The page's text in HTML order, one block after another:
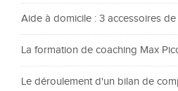
Aide à domicile : 3 accessoires
La formation de coaching Max
Le déroulement d'un bilan de